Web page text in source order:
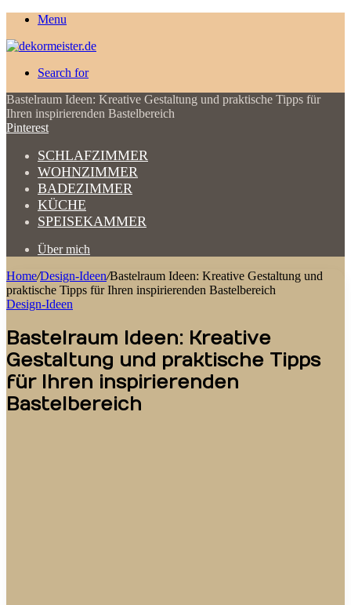
Menu
Search for
Bastelraum Ideen: Kreative Gestaltung und praktische Tipps für
Ihren inspirierenden Bastelbereich
Pinterest
SCHLAFZIMMER
WOHNZIMMER
BADEZIMMER
KÜCHE
SPEISEKAMMER
Über mich
Home/Design-Ideen/Bastelraum Ideen: Kreative Gestaltung und
praktische Tipps für Ihren inspirierenden Bastelbereich
Design-Ideen
Bastelraum Ideen: Kreative
Gestaltung und praktische Tipps
für Ihren inspirierenden
Bastelbereich